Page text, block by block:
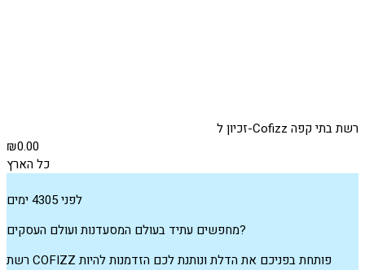
זכיון ל-Cofizz רשת בתי קפה
₪0.00
כל הארץ
לפני 4305 ימים
מחפשים עתיד בעולם המסעדנות ועולם העסקים?
רשת COFIZZ פותחת בפניכם את הדלת ונותנת לכם הזדמנות להיות